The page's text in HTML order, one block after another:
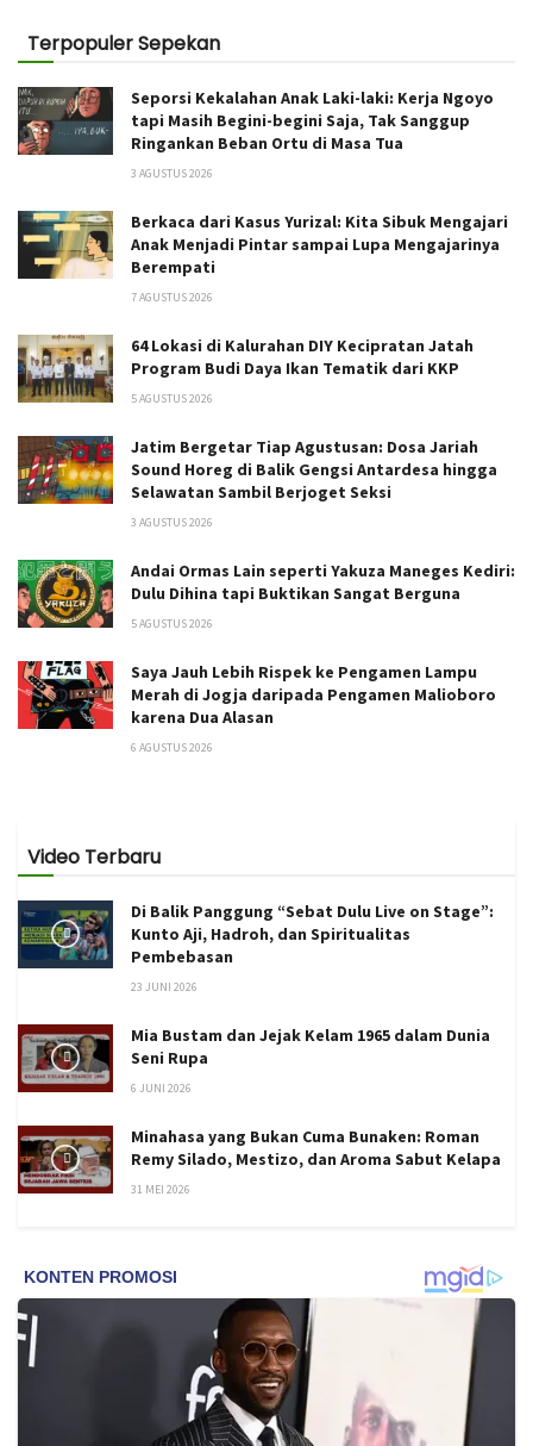
Terpopuler Sepekan
Seporsi Kekalahan Anak Laki-laki: Kerja Ngoyo
tapi Masih Begini-begini Saja, Tak Sanggup
Ringankan Beban Ortu di Masa Tua
3 AGUSTUS 2026
Berkaca dari Kasus Yurizal: Kita Sibuk Mengajari
Anak Menjadi Pintar sampai Lupa Mengajarinya
Berempati
7 AGUSTUS 2026
64 Lokasi di Kalurahan DIY Kecipratan Jatah
Program Budi Daya Ikan Tematik dari KKP
5 AGUSTUS 2026
Jatim Bergetar Tiap Agustusan: Dosa Jariah
Sound Horeg di Balik Gengsi Antardesa hingga
Selawatan Sambil Berjoget Seksi
3 AGUSTUS 2026
Andai Ormas Lain seperti Yakuza Maneges Kediri:
Dulu Dihina tapi Buktikan Sangat Berguna
5 AGUSTUS 2026
Saya Jauh Lebih Rispek ke Pengamen Lampu
Merah di Jogja daripada Pengamen Malioboro
karena Dua Alasan
6 AGUSTUS 2026
Video Terbaru
Di Balik Panggung “Sebat Dulu Live on Stage”:
Kunto Aji, Hadroh, dan Spiritualitas
Pembebasan
23 JUNI 2026
Mia Bustam dan Jejak Kelam 1965 dalam Dunia
Seni Rupa
6 JUNI 2026
Minahasa yang Bukan Cuma Bunaken: Roman
Remy Silado, Mestizo, dan Aroma Sabut Kelapa
31 MEI 2026